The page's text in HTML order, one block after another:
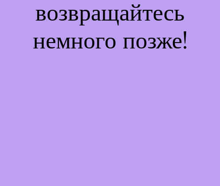
возвращайтесь
немного позже!